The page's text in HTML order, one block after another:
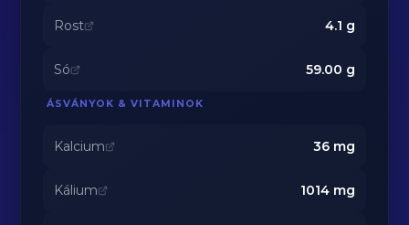
Rost 4.1 g
Só 59.00 g
ÁSVÁNYOK & VITAMINOK
Kalcium 36mg
Kálium 1014mg